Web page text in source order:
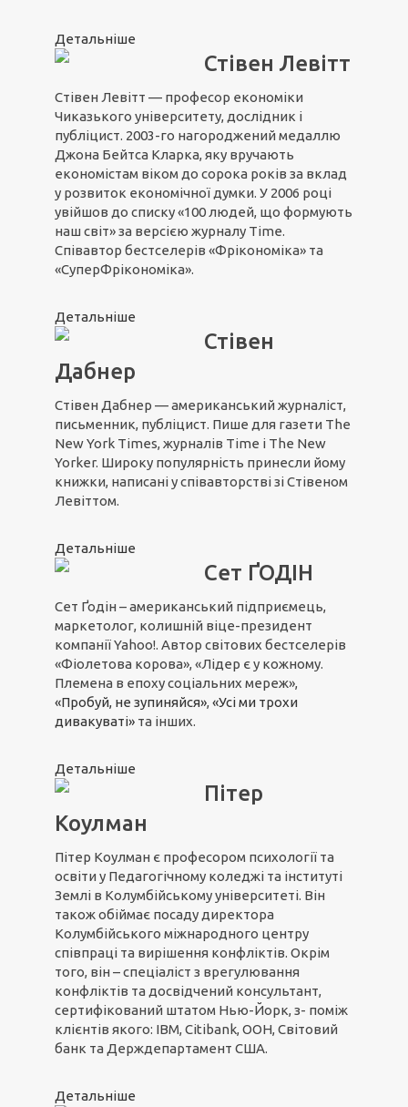
Детальніше
Стівен Левітт
Стівен Левітт — професор економіки
Чиказького університету, дослідник і
публіцист. 2003-го нагороджений медаллю
Джона Бейтса Кларка, яку вручають
економістам віком до сорока років за вклад
у розвиток економічної думки. У 2006 році
увійшов до списку «100 людей, що формують
наш світ» за версією журналу Time.
Співавтор бестселерів «Фрікономіка» та
«СуперФрікономіка».
Детальніше
Стівен
Дабнер
Стівен Дабнер — американський журналіст,
письменник, публіцист. Пише для газети The
New York Times, журналів Time і The New
Yorker. Широку популярність принесли йому
книжки, написані у співавторстві зі Стівеном
Левіттом.
Детальніше
Сет ҐОДІН
Сет Ґодін – американський підприємець,
маркетолог, колишній віце-президент
компанії Yahoo!. Автор світових бестселерів
«Фіолетова корова», «Лідер є у кожному.
Племена в епоху соціальних мереж»,
«Пробуй, не зупиняйся», «Усі ми трохи
дивакуваті» та інших.
Детальніше
Пітер
Коулман
Пітер Коулман є професором психології та
освіти у Педагогічному коледжі та інституті
Землі в Колумбійському університеті. Він
також обіймає посаду директора
Колумбійського міжнародного центру
співпраці та вирішення конфліктів. Окрім
того, він – спеціаліст з врегулювання
конфліктів та досвідчений консультант,
сертифікований штатом Нью-Йорк, з- поміж
клієнтів якого: IBM, Citibank, ООН, Світовий
банк та Держдепартамент США.
Детальніше